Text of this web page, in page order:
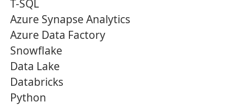
T-SQL
Azure Synapse Analytics
Azure Data Factory
Snowflake
Data Lake
Databricks
Python